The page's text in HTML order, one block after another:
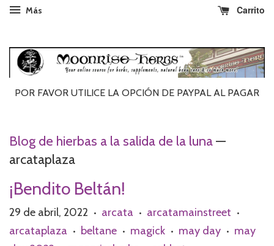
Más Carrito
POR FAVOR UTILICE LA OPCIÓN DE PAYPAL AL ​​PAGAR
Blog de hierbas a la salida de la luna—
arcataplaza
¡Bendito Beltán!
29 de abril, 2022 • arcata • arcatamainstreet •
arcataplaza • beltane • magick • may day •
may